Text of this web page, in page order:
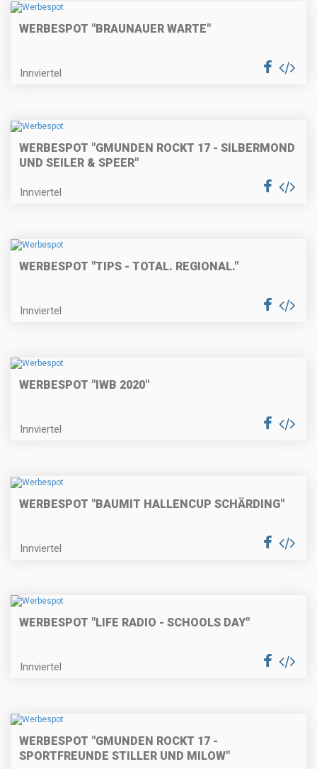
WERBESPOT "BRAUNAUER WARTE"
Innviertel
WERBESPOT "GMUNDEN ROCKT 17 - SILBERMOND
UND SEILER & SPEER"
Innviertel
WERBESPOT "TIPS - TOTAL. REGIONAL."
Innviertel
WERBESPOT "IWB 2020"
Innviertel
WERBESPOT "BAUMIT HALLENCUP SCHÄRDING"
Innviertel
WERBESPOT "LIFE RADIO - SCHOOLS DAY"
Innviertel
WERBESPOT "GMUNDEN ROCKT 17 -
SPORTFREUNDE STILLER UND MILOW"